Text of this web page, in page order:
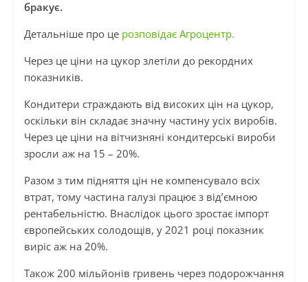
бракує.
Детальніше про це розповідає Агроцентр.
Через це ціни на цукор злетіли до рекордних
показників.
Кондитери страждають від високих цін на цукор,
оскільки він складає значну частину усіх виробів.
Через це ціни на вітчизняні кондитерські вироби
зросли аж на 15 – 20%.
Разом з тим підняття цін не компенсувало всіх
втрат, тому частина галузі працює з від’ємною
рентабельністю. Внаслідок цього зростає імпорт
європейських солодощів, у 2021 році показник
виріс аж на 20%.
Також 200 мільйонів гривень через подорожчання